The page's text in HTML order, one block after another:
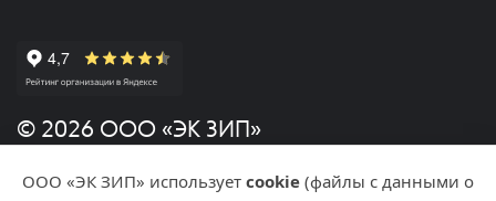
© 2026 ООО «ЭК ЗИП»
Политика конфиденциальности
ООО «ЭК ЗИП» использует cookie (файлы с данными о